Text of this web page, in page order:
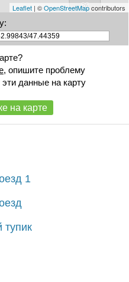
Leaflet| ©OpenStreetMapcontributors
, опишите проблему
данные на карту
на карте
1
тупик